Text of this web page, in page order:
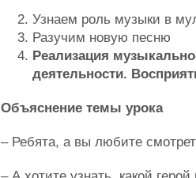
Узнаем роль музыки в
Разучим новую песню
Реализация
деятельности.
Объяснение темы урока
– Ребята, а вы любите